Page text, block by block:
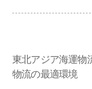
東北アジア海運物
物流の最適環境